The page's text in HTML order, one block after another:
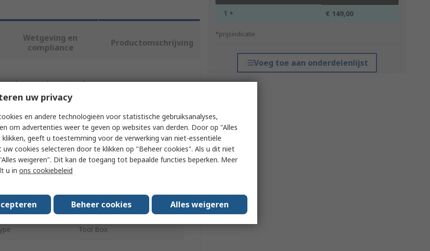
1 + € 149,00
*prijsindicatie
Voeg toe aan onderdelenlijst
Wetgeving en
compliance
Productomschrijving
kenmerken te selecteren.
Wera
Tool Kit
Pieces 39
Tool Box
uw privacy
en andere technologieën voor statistische gebruiksanalyses,
om advertenties weer te geven op websites van derden. Door op "Alles
geeft u toestemming voor de verwerking van niet-essentiële
uw cookies selecteren door te klikken op "Beheer cookies". Als u dit niet
weigeren". Dit kan de toegang tot bepaalde functies beperken. Meer
u in ons cookiebeleid
Beheer cookies Alles weigeren